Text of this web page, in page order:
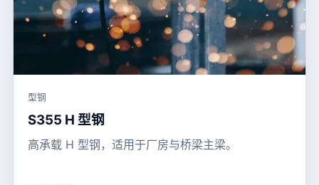
型钢
S355 H 型钢
高承载 H 型钢，适用于厂房与桥梁主梁。